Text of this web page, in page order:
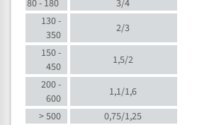
80 - 180
3/4
130 -
350
2/3
150 -
450
1,5/2
200 -
600
1,1/1,6
> 500
0,75/1,25